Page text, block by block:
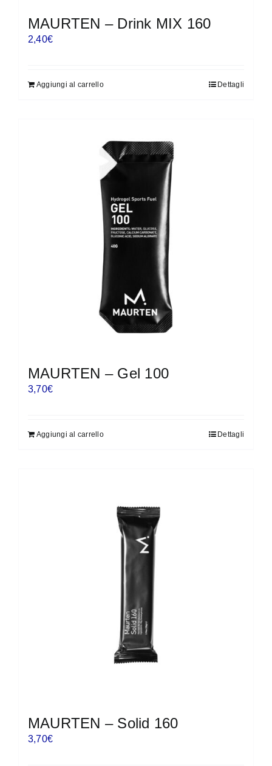
MAURTEN – Drink MIX 160
2,40€
Aggiungi al carrello Dettagli
MAURTEN – Gel 100
3,70€
Aggiungi al carrello Dettagli
MAURTEN – Solid 160
3,70€